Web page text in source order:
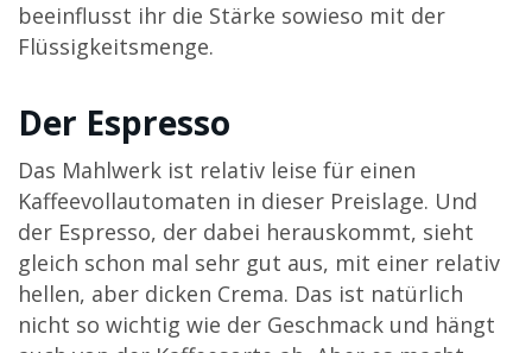
beeinflusst ihr die Stärke sowieso mit der
Flüssigkeitsmenge.
Der Espresso
Das Mahlwerk ist relativ leise für einen
Kaffeevollautomaten in dieser Preislage. Und
der Espresso, der dabei herauskommt, sieht
gleich schon mal sehr gut aus, mit einer relativ
hellen, aber dicken Crema. Das ist natürlich
nicht so wichtig wie der Geschmack und hängt